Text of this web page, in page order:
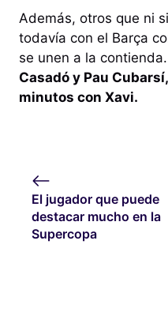
Además, otros que ni
todavía con el Barça
se unen a la
Casadó y Pau
minutos con Xavi.
El jugador que puede
destacar mucho en la
Supercopa